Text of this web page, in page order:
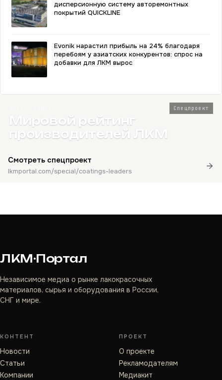
дисперсионную систему авторемонтных
покрытий QUICKLINE
Evonik нарастил прибыль на 24% благодаря
перебоям у азиатских конкурентов: спрос на
добавки для ЛКМ вырос
Спецпроект
Мировой рейтинг
производителей ЛКМ
Смотреть спецпроект
lkmportal.com/special/coatings-leaders
ЛКМ·Портал
Независимое медиа о рынке лакокрасочных
материалов, сырья и оборудования в России,
СНГ и мире.
КОНТЕНТ
Новости
Статьи
Компании
ПРОЕКТ
О проекте
Рекламодателям
Медиакит